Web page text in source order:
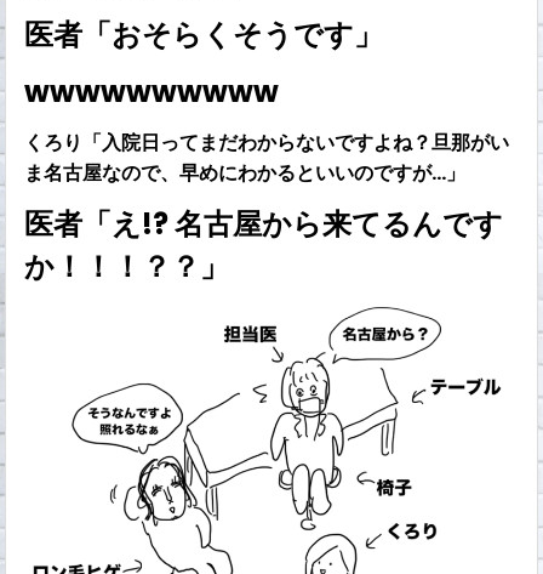
医者「おそらくそうです」
wwwwwwwwww
くろり「入院日ってまだわからないですよね？旦那がい
ま名古屋なので、早めにわかるといいのですが…」
医者「え!? 名古屋から来てるんです
か！！！？？」